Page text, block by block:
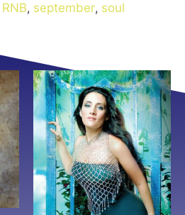
RNB, september, soul